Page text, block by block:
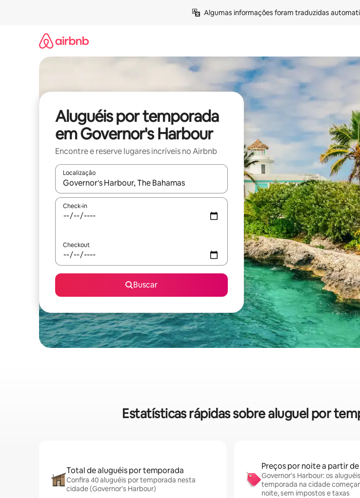
Algumas informações foram traduzidas
Aluguéis por temporada
em Governor's Harbour
Encontre e reserve lugares incríveis no Airbnb
Localização
Quando os resultados estiverem disponíveis, explore-os usando as seta para cima e para
Check-in
Checkout
Buscar
Estatísticas rápidas sobre aluguel por
Total de aluguéis por temporada
Confira 40 aluguéis por temporada nesta
cidade (Governor's Harbour)
Preços por noite a partir de
Governor's Harbour: os
temporada na cidade
noite, sem impostos e taxas